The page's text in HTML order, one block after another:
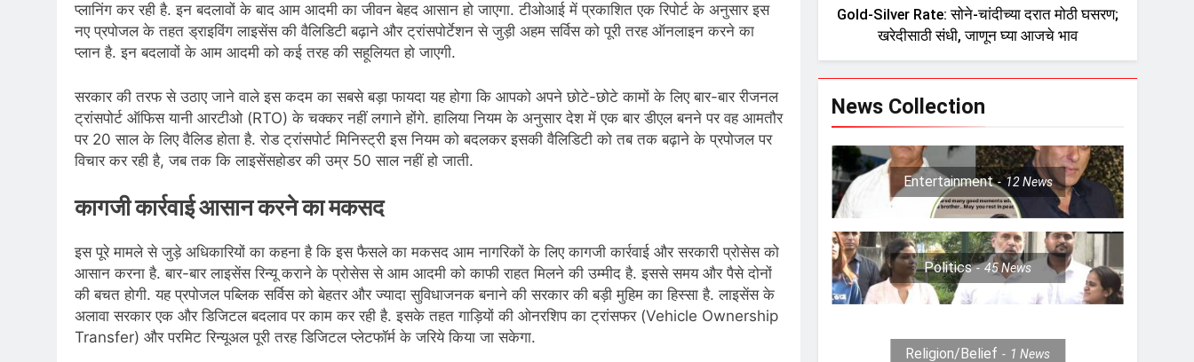
प्‍लानिंग कर रही है. इन बदलावों के बाद आम आदमी का जीवन बेहद आसान हो जाएगा. टीओआई में प्रकाश‍ित एक र‍िपोर्ट के अनुसार इस
नए प्रपोजल के तहत ड्राइविंग लाइसेंस की वैल‍िड‍िटी बढ़ाने और ट्रांसपोर्टेशन से जुड़ी अहम सर्व‍िस को पूरी तरह ऑनलाइन करने का
प्‍लान है. इन बदलावों के आम आदमी को कई तरह की सहूल‍ियत हो जाएगी.
सरकार की तरफ से उठाए जाने वाले इस कदम का सबसे बड़ा फायदा यह होगा कि आपको अपने छोटे-छोटे कामों के ल‍िए बार-बार रीजनल
ट्रांसपोर्ट ऑफ‍िस यानी आरटीओ (RTO) के चक्कर नहीं लगाने होंगे. हाल‍िया न‍ियम के अनुसार देश में एक बार डीएल बनने पर वह आमतौर
पर 20 साल के लि‍ए वैल‍िड होता है. रोड ट्रांसपोर्ट म‍िन‍िस्‍ट्री इस नियम को बदलकर इसकी वैलिडिटी को तब तक बढ़ाने के प्रपोजल पर
विचार कर रही है, जब तक कि लाइसेंसहोडर की उम्र 50 साल नहीं हो जाती.
कागजी कार्रवाई आसान करने का मकसद
इस पूरे मामले से जुड़े अधिकारियों का कहना है कि इस फैसले का मकसद आम नागरिकों के लिए कागजी कार्रवाई और सरकारी प्रोसेस को
आसान करना है. बार-बार लाइसेंस रिन्यू कराने के प्रोसेस से आम आदमी को काफी राहत म‍िलने की उम्‍मीद है. इससे समय और पैसे दोनों
की बचत होगी. यह प्रपोजल पब्‍ल‍िक सर्व‍िस को बेहतर और ज्‍यादा सुविधाजनक बनाने की सरकार की बड़ी मुहिम का हिस्सा है. लाइसेंस के
अलावा सरकार एक और डिजिटल बदलाव पर काम कर रही है. इसके तहत गाड़ियों की ओनरश‍िप का ट्रांसफर (Vehicle Ownership
Transfer) और परमिट रिन्यूअल पूरी तरह डिजिटल प्लेटफॉर्म के जरिये क‍िया जा सकेगा.
Gold-Silver Rate: सोने-चांदीच्या दरात मोठी घसरण;
खरेदीसाठी संधी, जाणून घ्या आजचे भाव
News Collection
Entertainment 12News
Politics 45News
Religion/Belief 1News